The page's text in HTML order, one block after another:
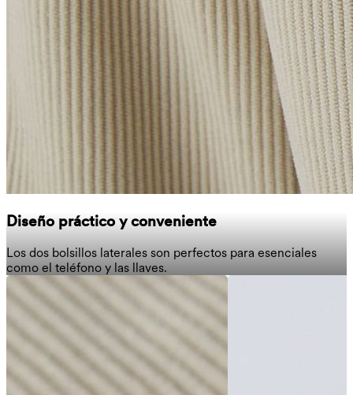
Diseño práctico y conveniente
Los dos bolsillos laterales son perfectos para esenciales
como el teléfono y las llaves.